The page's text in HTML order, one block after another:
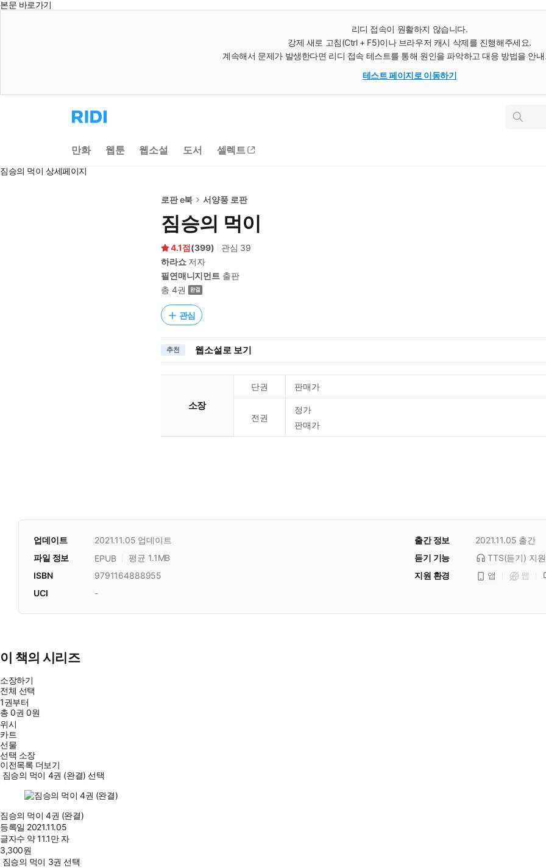
본문 바로가기
리디 접속이 원활하지 않습니다.
강제 새로 고침(Ctrl + F5)이나 브라우저 캐시 삭제를 진행해주세요.
계속해서 문제가 발생한다면 리디 접속 테스트를 통해 원인을 파악하고 대응 방법을 안
테스트 페이지로 이동하기
리
디
으
로
동
인
만화 웹툰 웹소설 도서 셀렉트
짐승의 먹이 상세페이지
로판 e북 서양풍 로판
짐승의 먹이
4.1 (399) 관심 39
하라쇼저자
필연매니지먼트 출판
총 4권
관심
추천 웹소설로 보기
소장
단권 판매가
전권
정가
판매가
업데이트 2021.11.05 업데이트 출간 정보 2021.11.05 출간
듣기 기능
TTS(듣기) 지원
파일 정보 EPUB
평균 1.1MB
지원 환경
앱 웹
ISBN
9791164888955
UCI
-
이 책의 시리즈
소장하기
전체 선택
1권부터
총0권 0원
위시
카트
선물
선택 소장
이전목록 더보기
짐승의 먹이 4권 (완결) 선택
짐승의 먹이 4권 (완결)
등록일 2021.11.05
글자수 약 11.1만 자
3,300원
짐승의 먹이 3권 선택